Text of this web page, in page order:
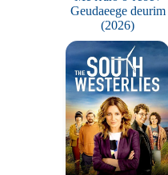
Geudaeege deurim
(2026)